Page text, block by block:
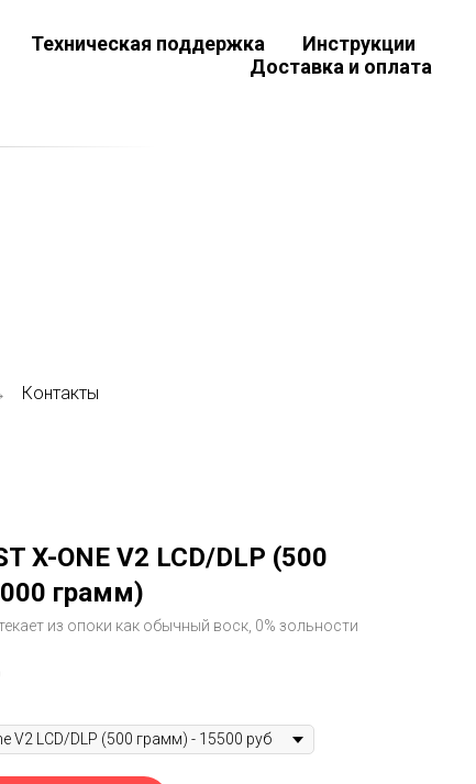
Техническая поддержка
Инструкции
Доставка и оплата
Контакты
X-ONE V2 LCD/DLP (500
грамм)
из опоки как обычный воск, 0% зольности